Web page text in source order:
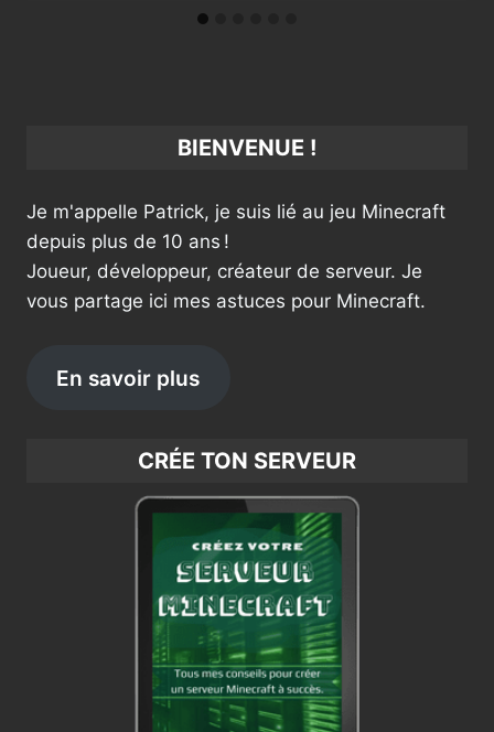
BIENVENUE !
Je m'appelle Patrick, je suis lié au jeu Minecraft
depuis plus de 10 ans !
Joueur, développeur, créateur de serveur. Je
vous partage ici mes astuces pour Minecraft.
En savoir plus
CRÉE TON SERVEUR